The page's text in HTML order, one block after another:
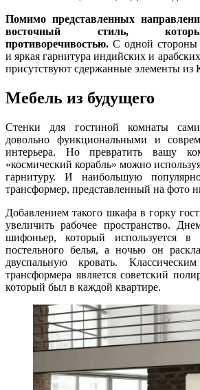
Помимо представленных
восточный стиль,
противоречивостью. С одной
и яркая гарнитура индийских и
присутствуют сдержанные элементы из
Мебель из будущего
Стенки для гостиной комнаты
довольно функциональными и
интерьера. Но превратить вашу
«космический корабль» можно
гарнитуру. И наибольшую
трансформер, представленный на фото
Добавлением такого шкафа в горку
увеличить рабочее пространство.
шифоньер, который используется в
постельного белья, а ночью он
двуспальную кровать.
трансформера является советский
который был в каждой квартире.